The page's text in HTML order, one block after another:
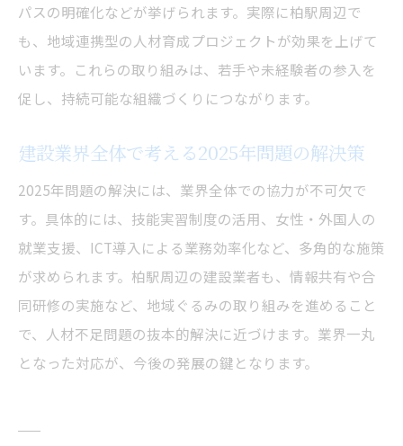
パスの明確化などが挙げられます。実際に柏駅周辺で
も、地域連携型の人材育成プロジェクトが効果を上げて
います。これらの取り組みは、若手や未経験者の参入を
促し、持続可能な組織づくりにつながります。
建設業界全体で考える2025年問題の解決策
2025年問題の解決には、業界全体での協力が不可欠で
す。具体的には、技能実習制度の活用、女性・外国人の
就業支援、ICT導入による業務効率化など、多角的な施策
が求められます。柏駅周辺の建設業者も、情報共有や合
同研修の実施など、地域ぐるみの取り組みを進めること
で、人材不足問題の抜本的解決に近づけます。業界一丸
となった対応が、今後の発展の鍵となります。